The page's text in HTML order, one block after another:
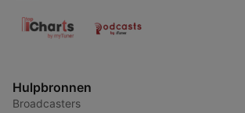
Hulpbronnen
Broadcasters